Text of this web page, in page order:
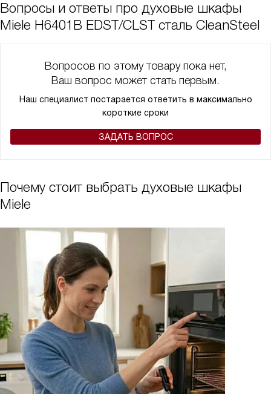
Вопросы и ответы про духовые шкафы
Miele H6401B EDST/CLST сталь CleanSteel
Вопросов по этому товару пока нет,
Ваш вопрос может стать первым.
Наш специалист постарается ответить в максимально
короткие сроки
ЗАДАТЬ ВОПРОС
Почему стоит выбрать духовые шкафы
Miele